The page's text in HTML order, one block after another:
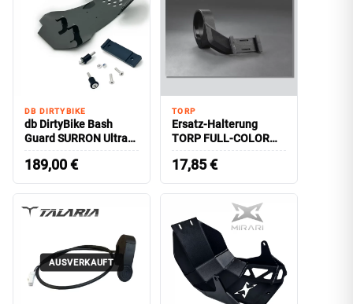
DB DIRTYBIKE
db DirtyBike Bash
Guard SURRON Ultra
Bee
189,00€
TORP
Ersatz-Halterung
TORP FULL-COLOR
Farb-Display
17,85€
AUSVERKAUFT